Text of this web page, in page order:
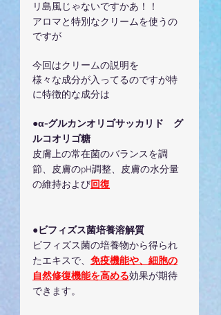
リ島風じゃないですかあ！！
アロマと特別なクリームを使うの
ですが
今回はクリームの説明を
様々な成分が入ってるのですが特
に特徴的な成分は
●α-グルカンオリゴサッカリド　グ
ルコオリゴ糖
皮膚上の常在菌のバランスを調
節、皮膚のpH調整、皮膚の水分量
の維持および回復
●ビフィズス菌培養溶解質
ビフィズス菌の培養物から得られ
たエキスで、 免疫機能や、細胞の
自然修復機能を高める効果が期待
できます。